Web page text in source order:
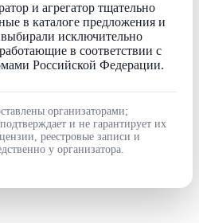
и агрегатор тщательно
в каталоге предложения и
исключительно
в соответствии с
Российской Федерации.
организаторами;
и не гарантирует их
реестровые записи и
у организатора.